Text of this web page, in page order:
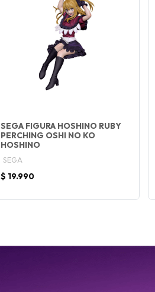
SEGA FIGURA HOSHINO RUBY
PERCHING OSHI NO KO
HOSHINO
SEGA
$ 19.990